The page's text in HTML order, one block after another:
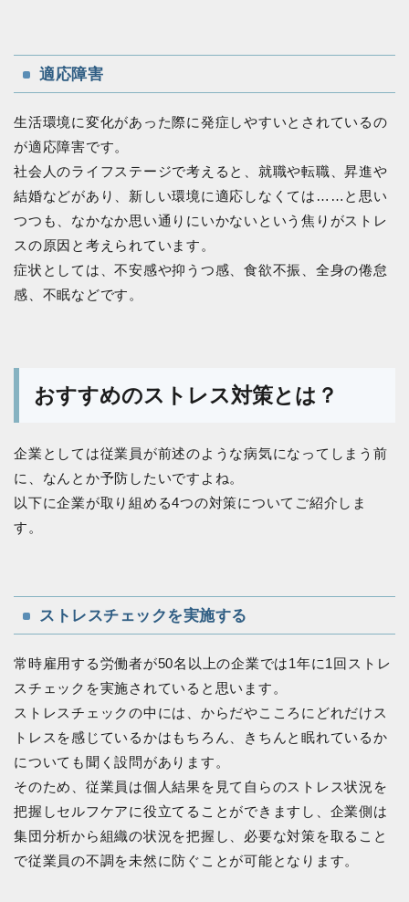
適応障害
生活環境に変化があった際に発症しやすいとされているの
が適応障害です。
社会人のライフステージで考えると、就職や転職、昇進や
結婚などがあり、新しい環境に適応しなくては……と思い
つつも、なかなか思い通りにいかないという焦りがストレ
スの原因と考えられています。
症状としては、不安感や抑うつ感、食欲不振、全身の倦怠
感、不眠などです。
おすすめのストレス対策とは？
企業としては従業員が前述のような病気になってしまう前
に、なんとか予防したいですよね。
以下に企業が取り組める4つの対策についてご紹介しま
す。
ストレスチェックを実施する
常時雇用する労働者が50名以上の企業では1年に1回ストレ
スチェックを実施されていると思います。
ストレスチェックの中には、からだやこころにどれだけス
トレスを感じているかはもちろん、きちんと眠れているか
についても聞く設問があります。
そのため、従業員は個人結果を見て自らのストレス状況を
把握しセルフケアに役立てることができますし、企業側は
集団分析から組織の状況を把握し、必要な対策を取ること
で従業員の不調を未然に防ぐことが可能となります。